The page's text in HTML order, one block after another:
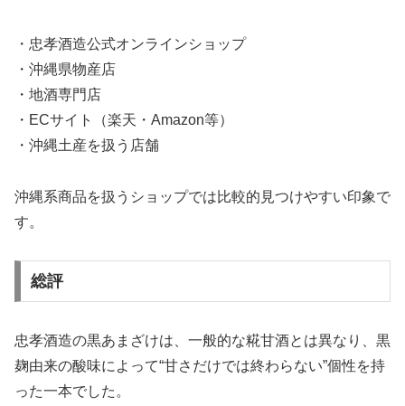
・忠孝酒造公式オンラインショップ
・沖縄県物産店
・地酒専門店
・ECサイト（楽天・Amazon等）
・沖縄土産を扱う店舗
沖縄系商品を扱うショップでは比較的見つけやすい印象で
す。
総評
忠孝酒造の黒あまざけは、一般的な糀甘酒とは異なり、黒
麹由来の酸味によって“甘さだけでは終わらない”個性を持
った一本でした。